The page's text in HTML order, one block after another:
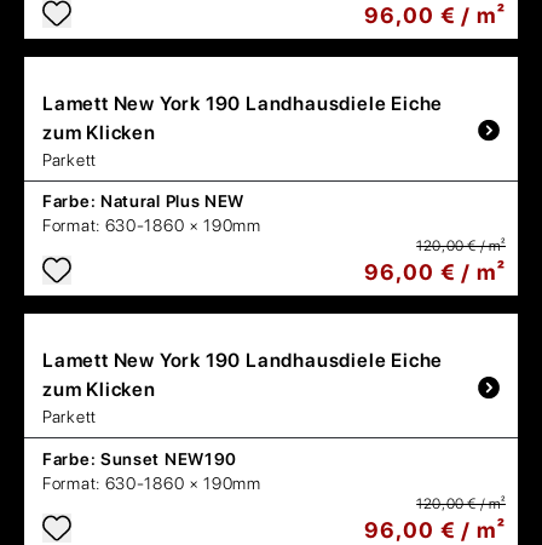
96,00 € / m²
Lamett New York 190 Landhausdiele Eiche
zum Klicken
Parkett
Farbe: Natural Plus NEW
Format: 630-1860 × 190mm
120,00 € / m²
96,00 € / m²
Lamett New York 190 Landhausdiele Eiche
zum Klicken
Parkett
Farbe: Sunset NEW190
Format: 630-1860 × 190mm
120,00 € / m²
96,00 € / m²